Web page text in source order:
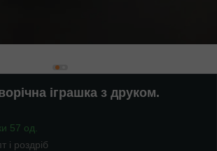
іграшка з друком.
57 од.
і роздріб